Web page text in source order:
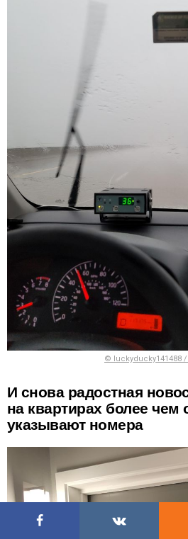
© luckyducky141488
И снова радостная
на квартирах более чем
указывают номера